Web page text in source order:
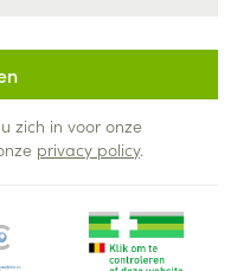
zich in voor onze
privacy policy.